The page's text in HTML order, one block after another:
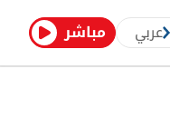
مباشر عربي